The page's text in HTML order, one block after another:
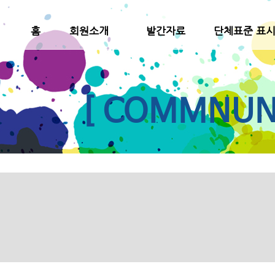
홈 회원소개 발간자료 단체표준 표
[